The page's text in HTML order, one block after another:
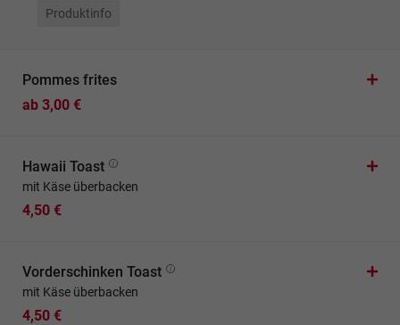
Produktinfo
Pommes frites
ab 3,00 €
Hawaii Toast
mit Käse überbacken
4,50 €
Vorderschinken Toast
mit Käse überbacken
4,50 €